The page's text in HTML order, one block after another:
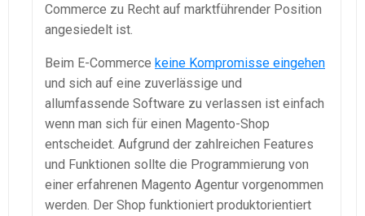
Commerce zu Recht auf marktführender Position
angesiedelt ist.
Beim E-Commerce keine Kompromisse eingehen
und sich auf eine zuverlässige und
allumfassende Software zu verlassen ist einfach
wenn man sich für einen Magento-Shop
entscheidet. Aufgrund der zahlreichen Features
und Funktionen sollte die Programmierung von
einer erfahrenen Magento Agentur vorgenommen
werden. Der Shop funktioniert produktorientiert